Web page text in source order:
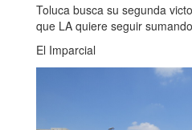
Toluca busca su segunda
que LA quiere seguir
El Imparcial